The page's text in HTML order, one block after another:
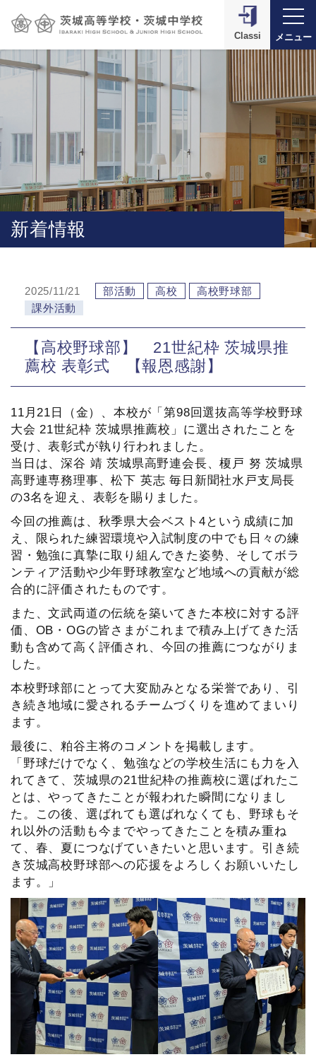
Classi メニュー
新着情報
2025/11/21 部活動 高校
高校野球部
課外活動
【高校野球部】 21世紀枠 茨城県推
薦校 表彰式 【報恩感謝】
11月21日（金）、本校が「第98回選抜高等学校野球
大会 21世紀枠 茨城県推薦校」に選出されたことを
受け、表彰式が執り行われました。
当日は、深谷 靖 茨城県高野連会長、榎戸 努 茨城県
高野連専務理事、松下 英志 毎日新聞社水戸支局長
の3名を迎え、表彰を賜りました。
今回の推薦は、秋季県大会ベスト4という成績に加
え、限られた練習環境や入試制度の中でも日々の練
習・勉強に真摯に取り組んできた姿勢、そしてボラ
ンティア活動や少年野球教室など地域への貢献が総
合的に評価されたものです。
また、文武両道の伝統を築いてきた本校に対する評
価、OB・OGの皆さまがこれまで積み上げてきた活
動も含めて高く評価され、今回の推薦につながりま
した。
本校野球部にとって大変励みとなる栄誉であり、引
き続き地域に愛されるチームづくりを進めてまいり
ます。
最後に、粕谷主将のコメントを掲載します。
「野球だけでなく、勉強などの学校生活にも力を入
れてきて、茨城県の21世紀枠の推薦校に選ばれたこ
とは、やってきたことが報われた瞬間になりまし
た。この後、選ばれても選ばれなくても、野球もそ
れ以外の活動も今までやってきたことを積み重ね
て、春、夏につなげていきたいと思います。引き続
き茨城高校野球部への応援をよろしくお願いいたし
ます。」